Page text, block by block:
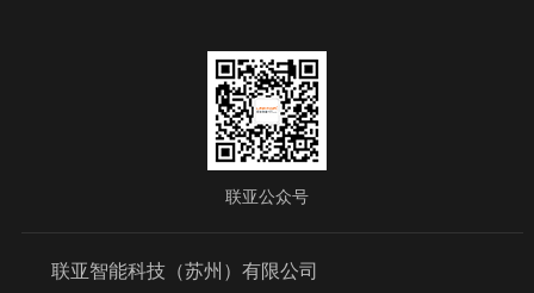
联亚公众号
联亚智能科技（苏州）有限公司